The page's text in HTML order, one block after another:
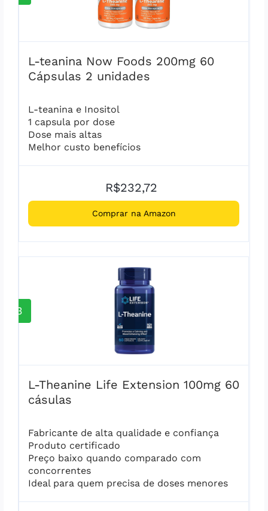
L-teanina Now Foods 200mg 60
Cápsulas 2 unidades
L-teanina e Inositol
1 capsula por dose
Dose mais altas
Melhor custo benefícios
R$232,72
Comprar na Amazon
3
L-Theanine Life Extension 100mg 60
cásulas
Fabricante de alta qualidade e confiança
Produto certificado
Preço baixo quando comparado com
concorrentes
Ideal para quem precisa de doses menores